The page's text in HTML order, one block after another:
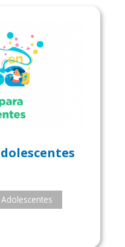
Adolescentes